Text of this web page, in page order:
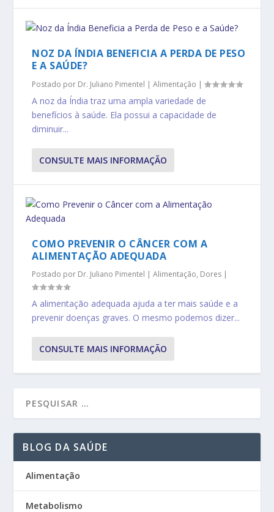
NOZ DA ÍNDIA BENEFICIA A PERDA DE PESO
E A SAÚDE?
Postado por Dr. Juliano Pimentel |Alimentação |
A noz da Índia traz uma ampla variedade de
benefícios à saúde. Ela possui a capacidade de
diminuir...
CONSULTE MAIS INFORMAÇÃO
COMO PREVENIR O CÂNCER COM A
ALIMENTAÇÃO ADEQUADA
Postado por Dr. Juliano Pimentel |Alimentação, Dores |
A alimentação adequada ajuda a ter mais saúde e a
prevenir doenças graves. O mesmo podemos dizer...
CONSULTE MAIS INFORMAÇÃO
BLOG DA SAÚDE
Alimentação
Metabolismo